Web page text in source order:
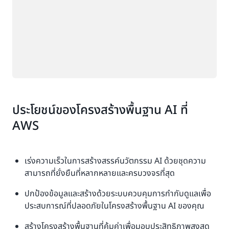
ประโยชน์ของโครงสร้างพื้นฐาน AI ที่
AWS
เร่งความเร็วในการสร้างสรรค์นวัตกรรม AI ด้วยชุดความ
สามารถที่ยั่งยืนที่หลากหลายและครบวงจรที่สุด
ปกป้องข้อมูลและสร้างด้วยระบบควบคุมการกำกับดูแลเพื่อ
ประสบการณ์ที่ปลอดภัยในโครงสร้างพื้นฐาน AI ของคุณ
สร้างโครงสร้างพื้นฐานที่คุ้มค่าเพื่อมอบประสิทธิภาพสูงสุด